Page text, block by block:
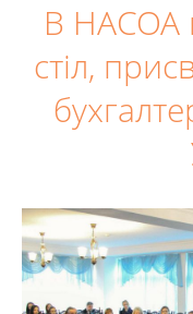
В НАСОА
стіл,